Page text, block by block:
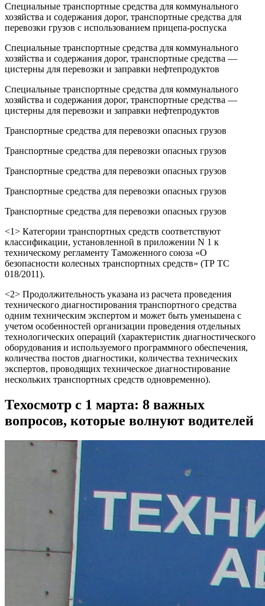
Специальные транспортные средства для коммунального
хозяйства и содержания дорог, транспортные средства для
перевозки грузов с использованием прицепа-роспуска
Специальные транспортные средства для коммунального
хозяйства и содержания дорог, транспортные средства —
цистерны для перевозки и заправки нефтепродуктов
Специальные транспортные средства для коммунального
хозяйства и содержания дорог, транспортные средства —
цистерны для перевозки и заправки нефтепродуктов
Транспортные средства для перевозки опасных грузов
Транспортные средства для перевозки опасных грузов
Транспортные средства для перевозки опасных грузов
Транспортные средства для перевозки опасных грузов
Транспортные средства для перевозки опасных грузов
<1> Категории транспортных средств соответствуют
классификации, установленной в приложении N 1 к
техническому регламенту Таможенного союза «О
безопасности колесных транспортных средств» (ТР ТС
018/2011).
<2> Продолжительность указана из расчета проведения
технического диагностирования транспортного средства
одним техническим экспертом и может быть уменьшена с
учетом особенностей организации проведения отдельных
технологических операций (характеристик диагностического
оборудования и используемого программного обеспечения,
количества постов диагностики, количества технических
экспертов, проводящих техническое диагностирование
нескольких транспортных средств одновременно).
Техосмотр с 1 марта: 8 важных
вопросов, которые волнуют водителей